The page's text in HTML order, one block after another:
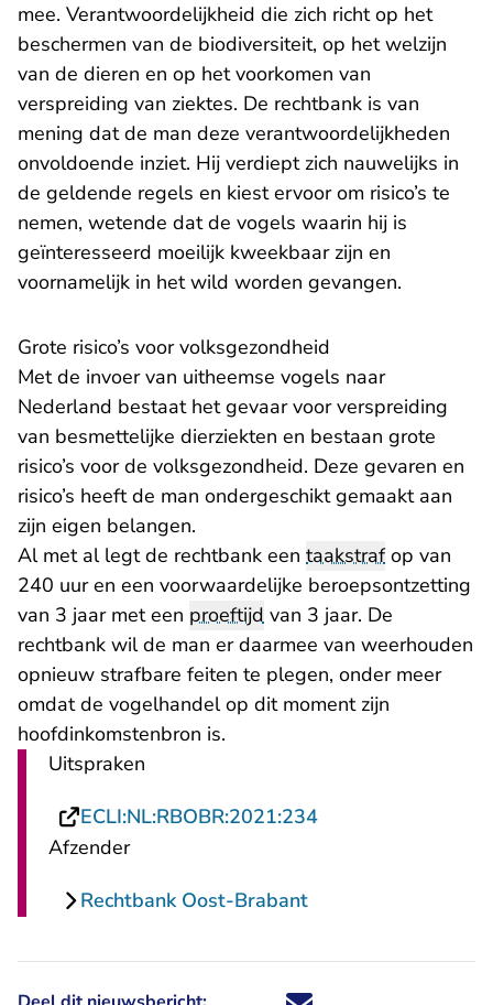
mee. Verantwoordelijkheid die zich richt op het
beschermen van de biodiversiteit, op het welzijn
van de dieren en op het voorkomen van
verspreiding van ziektes. De rechtbank is van
mening dat de man deze verantwoordelijkheden
onvoldoende inziet. Hij verdiept zich nauwelijks in
de geldende regels en kiest ervoor om risico’s te
nemen, wetende dat de vogels waarin hij is
geïnteresseerd moeilijk kweekbaar zijn en
voornamelijk in het wild worden gevangen.
Grote risico’s voor volksgezondheid
Met de invoer van uitheemse vogels naar
Nederland bestaat het gevaar voor verspreiding
van besmettelijke dierziekten en bestaan grote
risico’s voor de volksgezondheid. Deze gevaren en
risico’s heeft de man ondergeschikt gemaakt aan
zijn eigen belangen.
Al met al legt de rechtbank een taakstrafop van
240 uur en een voorwaardelijke beroepsontzetting
van 3 jaar met een proeftijd van 3 jaar. De
rechtbank wil de man er daarmee van weerhouden
opnieuw strafbare feiten te plegen, onder meer
omdat de vogelhandel op dit moment zijn
hoofdinkomstenbron is.
Uitspraken
ECLI:NL:RBOBR:2021:234- U verlaat
Afzender
Rechtbank Oost-Brabant